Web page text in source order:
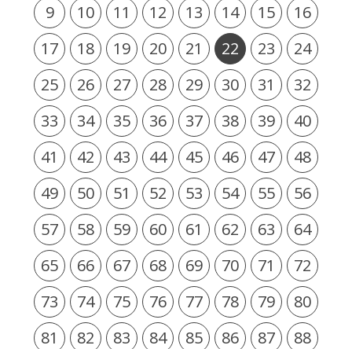
9
10 11 12 13 14 15
16
17
18 19 20 21 22 23
24
25
26 27 28 29 30 31
32
33
34 35 36 37 38 39
40
41
42 43 44 45 46 47
48
49
50 51 52 53 54 55
56
57
58 59 60 61 62 63
64
65
66 67 68 69 70 71
72
73
74 75 76 77 78 79
80
81
82 83 84 85 86 87
88